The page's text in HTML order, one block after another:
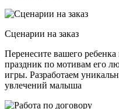
Сценарии на заказ
Перенесите вашего ребенка
праздник по мотивам его
игры. Разработаем
увлечений малыша